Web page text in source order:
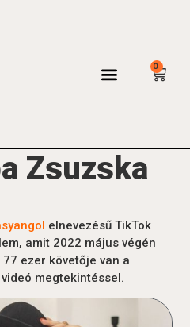
0
Zsuzska
elnevezésű TikTok
amit 2022 május végén
ezer követője van a
megtekintéssel.